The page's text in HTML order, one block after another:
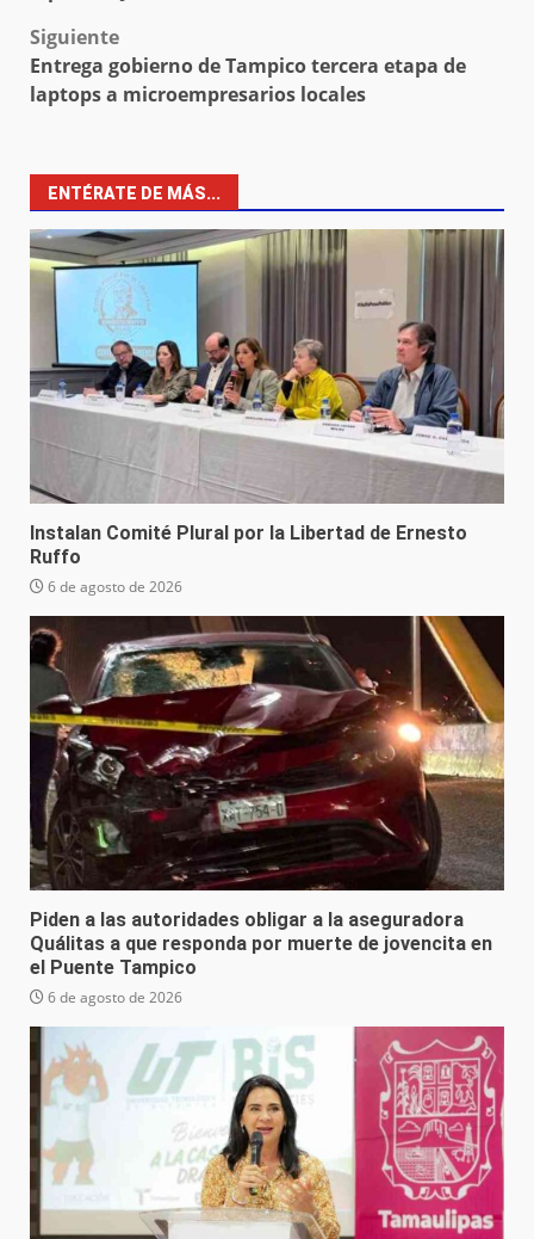
Siguiente
Entrega gobierno de Tampico tercera etapa de
laptops a microempresarios locales
ENTÉRATE DE MÁS...
Instalan Comité Plural por la Libertad de Ernesto
Ruffo
6 de agosto de 2026
Piden a las autoridades obligar a la aseguradora
Quálitas a que responda por muerte de jovencita en
el Puente Tampico
6 de agosto de 2026